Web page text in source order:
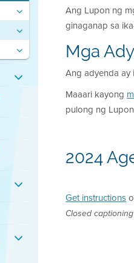
Ang Lupon ng
ginaganap sa
Mga
Ang adyenda
Maaari kayong
pulong ng
2024
Get instructions
Closed